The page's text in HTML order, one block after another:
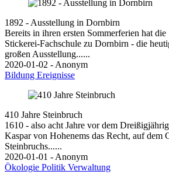
1892 - Ausstellung in Dornbirn
Bereits in ihren ersten Sommerferien hat
Stickerei-Fachschule zu Dornbirn - die
großen Ausstellung......
2020-01-02 - Anonym
Bildung Ereignisse
410 Jahre Steinbruch
1610 - also acht Jahre vor dem
Kaspar von Hohenems das Recht, auf dem
Steinbruchs......
2020-01-01 - Anonym
Ökologie Politik Verwaltung